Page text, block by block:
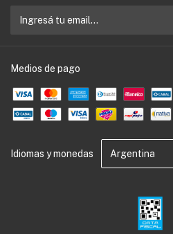
Medios de pago
Idiomas y monedas